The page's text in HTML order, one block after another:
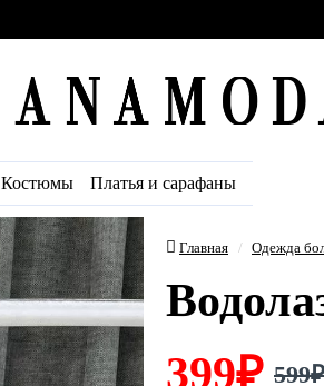
Костюмы Платья и сарафаны
Главная Одежда
399₽ 599₽